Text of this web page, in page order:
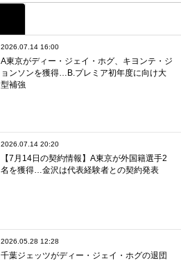
2026.07.14 16:00
A東京がディー・ジェイ・ホグ、キヨンテ・ジ
ョンソンを獲得…B.プレミア初年度に向け大
型補強
2026.07.14 20:20
【7月14日の契約情報】A東京が外国籍選手2
名を獲得…金沢は代表経験者との契約発表
2026.05.28 12:28
千葉ジェッツがディー・ジェイ・ホグの退団